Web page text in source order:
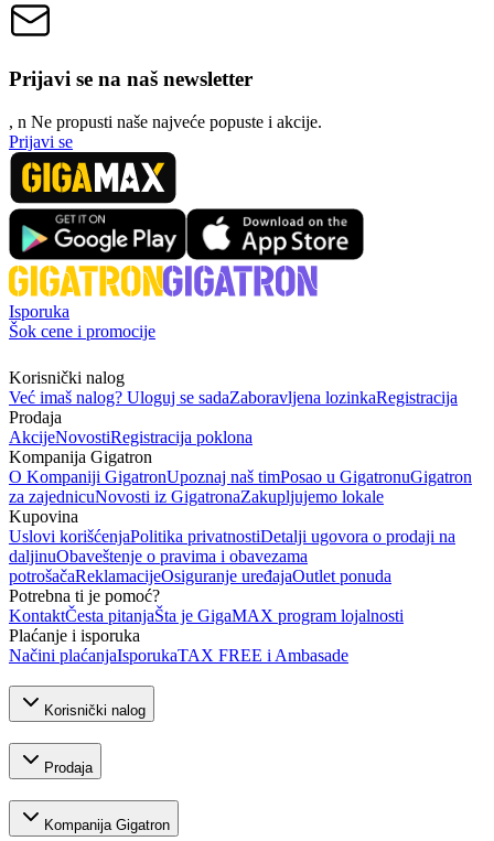
Prijavi se na naš newsletter
, n Ne propusti naše najveće popuste i akcije.
Prijavi se
Isporuka
Šok cene i promocije
Korisnički nalog
Već imaš nalog? Uloguj se sadaZaboravljena lozinkaRegistracija
Prodaja
AkcijeNovostiRegistracija poklona
Kompanija Gigatron
O Kompaniji GigatronUpoznaj naš timPosao u GigatronuGigatron
za zajednicuNovosti iz GigatronaZakupljujemo lokale
Kupovina
Uslovi korišćenjaPolitika privatnostiDetalji ugovora o prodaji na
daljinuObaveštenje o pravima i obavezama
potrošačaReklamacijeOsiguranje uređajaOutlet ponuda
Potrebna ti je pomoć?
KontaktČesta pitanjaŠta je GigaMAX program lojalnosti
Plaćanje i isporuka
Načini plaćanjaIsporukaTAX FREE i Ambasade
Korisnički nalog
Prodaja
Kompanija Gigatron